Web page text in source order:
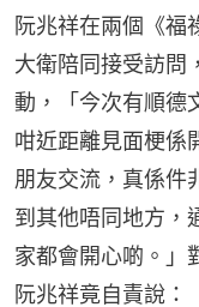
阮兆祥在兩個《福
大衛陪同接受訪問
動，「今次有順德
咁近距離見面梗係
朋友交流，真係件
到其他唔同地方，
家都會開心啲。」
阮兆祥竟自責說：